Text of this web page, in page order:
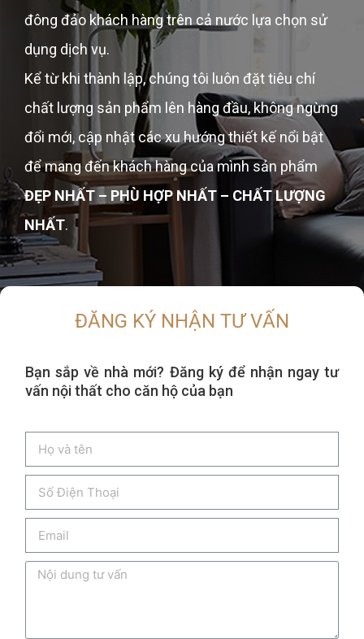
đông đảo khách hàng trên cả nước lựa chọn sử
dụng dịch vụ.
Kể từ khi thành lập, chúng tôi luôn đặt tiêu chí
chất lượng sản phẩm lên hàng đầu, không ngừng
đổi mới, cập nhật các xu hướng thiết kế nổi bật
để mang đến khách hàng của mình sản phẩm
ĐẸP NHẤT – PHÙ HỢP NHẤT – CHẤT LƯỢNG
NHẤT.
ĐĂNG KÝ NHẬN TƯ VẤN
Bạn sắp về nhà mới? Đăng ký để nhận ngay tư
vấn nội thất cho căn hộ của bạn